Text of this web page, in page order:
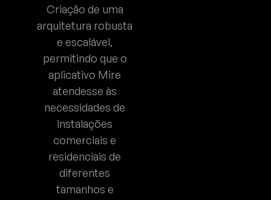
Criação de uma
arquitetura robusta
e escalável,
permitindo que o
aplicativo Mire
atendesse às
necessidades de
instalações
comerciais e
residenciais de
diferentes
tamanhos e